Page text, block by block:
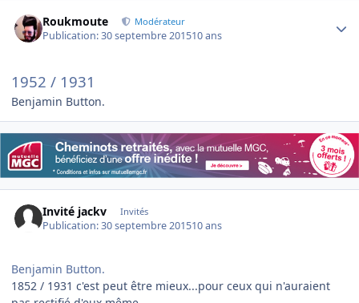
Roukmoute Modérateur
Publication:30 septembre 201510 ans
1952 / 1931
Benjamin Button.
Invité jackv Invités
Publication:30 septembre 201510 ans
Benjamin Button.
1852 / 1931 c'est peut être mieux...pour ceux qui n'auraient